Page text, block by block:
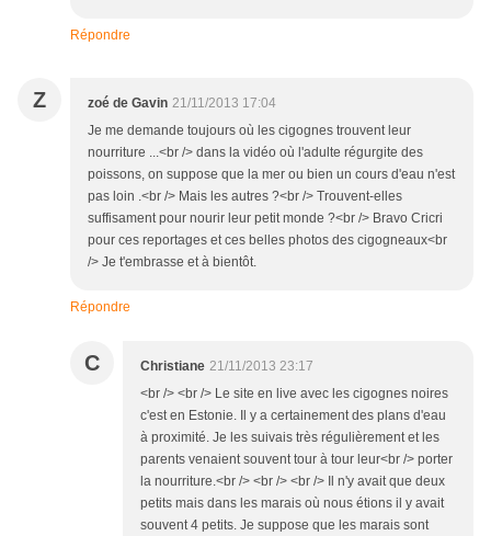
Répondre
Z zoé de Gavin 21/11/2013 17:04
Je me demande toujours où les cigognes trouvent leur
nourriture ...<br /> dans la vidéo où l'adulte régurgite des
poissons, on suppose que la mer ou bien un cours d'eau n'est
pas loin .<br /> Mais les autres ?<br /> Trouvent-elles
suffisament pour nourir leur petit monde ?<br /> Bravo Cricri
pour ces reportages et ces belles photos des cigogneaux<br
/> Je t'embrasse et à bientôt.
Répondre
C Christiane 21/11/2013 23:17
<br /> <br /> Le site en live avec les cigognes noires
c'est en Estonie. Il y a certainement des plans d'eau
à proximité. Je les suivais très régulièrement et les
parents venaient souvent tour à tour leur<br /> porter
la nourriture.<br /> <br /> <br /> Il n'y avait que deux
petits mais dans les marais où nous étions il y avait
souvent 4 petits. Je suppose que les marais sont